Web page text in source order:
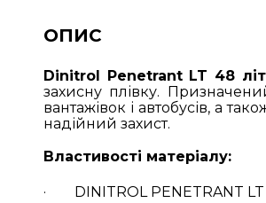
ОПИС
Dinitrol Penetrant LT 48
захисну плівку.
вантажівок і автобусів, а
надійний захист.
Властивості матеріалу:
· DINITROL PENETRANT LT